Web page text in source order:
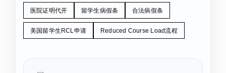
医院证明代开 留学生病假条 合法病假条
美国留学生RCL申请 Reduced Course Load流程